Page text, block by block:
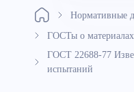
Нормативные
ГОСТы о материалах
ГОСТ 22688-77
испытаний